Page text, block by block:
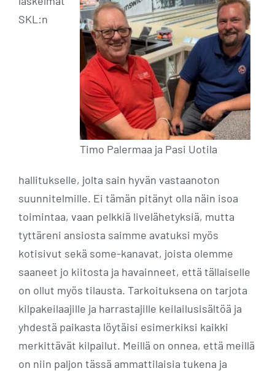
Timo Palermaa ja Pasi Uotila
SKL:n
hallitukselle, jolta sain hyvän vastaanoton
suunnitelmille. Ei tämän pitänyt olla näin isoa
toimintaa, vaan pelkkiä livelähetyksiä, mutta
tyttäreni ansiosta saimme avatuksi myös
kotisivut sekä some-kanavat, joista olemme
saaneet jo kiitosta ja havainneet, että tällaiselle
on ollut myös tilausta. Tarkoituksena on tarjota
kilpakeilaajille ja harrastajille keilailusisältöä ja
yhdestä paikasta löytäisi esimerkiksi kaikki
merkittävät kilpailut. Meillä on onnea, että meillä
on niin paljon tässä ammattilaisia tukena ja